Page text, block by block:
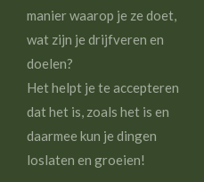
manier waarop je ze doet,
wat zijn je drijfveren en
doelen?
Het helpt je te accepteren
dat het is, zoals het is en
daarmee kun je dingen
loslaten en groeien!